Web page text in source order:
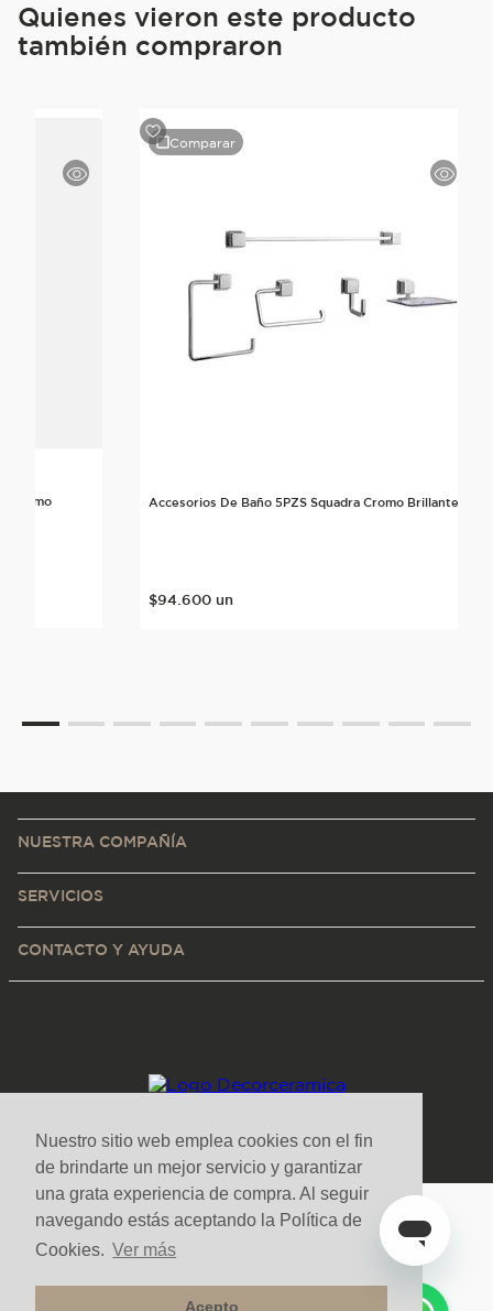
Nuestro sitio web emplea cookies con el fin
de brindarte un mejor servicio y garantizar
una grata experiencia de compra. Al seguir
navegando estás aceptando la Política de
Cookies. Ver más
Acepto
Quienes vieron este producto
también compraron
Cromo
Comparar
Accesorios De Baño 5PZS Squadra Cromo Brillante
$94.600 un
NUESTRA COMPAÑÍA
SERVICIOS
CONTACTO Y AYUDA
Medios de pago y sitio seguro